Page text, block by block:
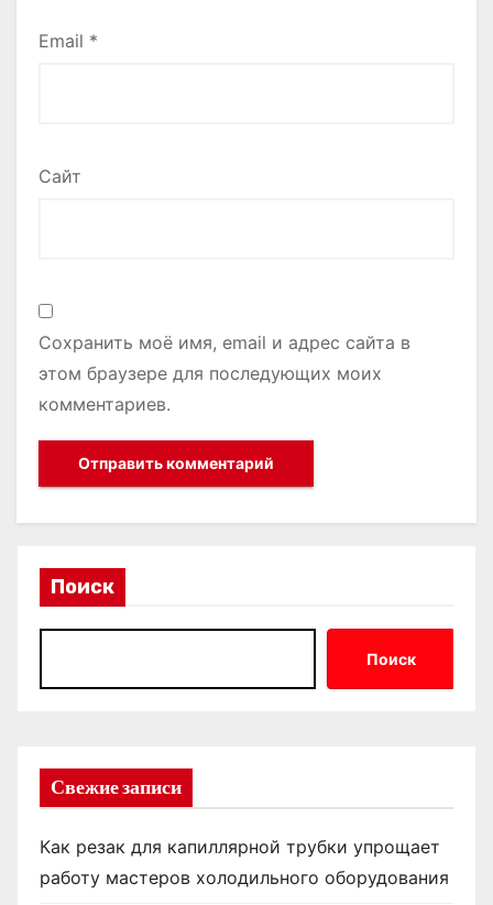
Email *
Сайт
Сохранить моё имя, email и адрес сайта в
этом браузере для последующих моих
комментариев.
Поиск
Поиск
Свежие записи
Как резак для капиллярной трубки упрощает
работу мастеров холодильного оборудования